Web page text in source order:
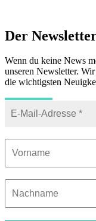
Der
Wenn du keine News
unseren Newsletter.
die wichtigsten